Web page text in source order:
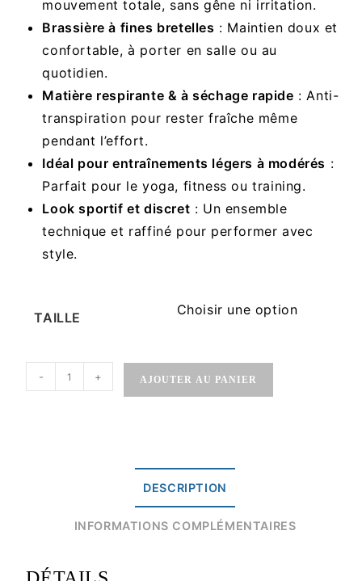
mouvement totale, sans gêne ni irritation.
Brassière à fines bretelles : Maintien doux et
confortable, à porter en salle ou au
quotidien.
Matière respirante & à séchage rapide : Anti-
transpiration pour rester fraîche même
pendant l’effort.
Idéal pour entraînements légers à modérés :
Parfait pour le yoga, fitness ou training.
Look sportif et discret : Un ensemble
technique et raffiné pour performer avec
style.
TAILLE Choisir une option
- + AJOUTER AU PANIER
DESCRIPTION
INFORMATIONS COMPLÉMENTAIRES